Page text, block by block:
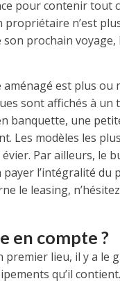
pour contenir tout
propriétaire n’est
prochain
est plus
sont affichés à un
banquette, une
Les modèles les
Par ailleurs, le
l’intégralité
le leasing,
en compte ?
lieu, il y a le
qu’il